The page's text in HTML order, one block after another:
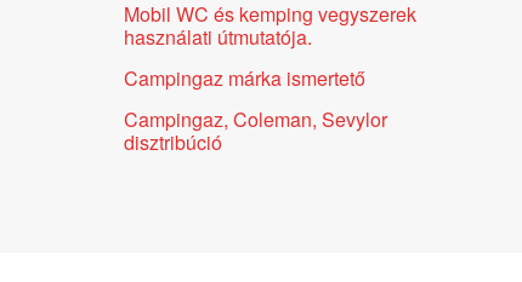
Mobil WC és kemping vegyszerek
használati útmutatója.
Campingaz márka ismertető
Campingaz, Coleman, Sevylor
disztribúció